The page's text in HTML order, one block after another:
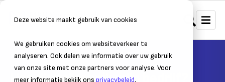
Deze website maakt gebruik van cookies
We gebruiken cookies om websiteverkeer te
analyseren. Ook delen we informatie over uw gebruik
van onze site met onze partners voor analyse. Voor
meer informatie bekijk ons privacybeleid.
Home Bedrijfsvoering SaaS & IT